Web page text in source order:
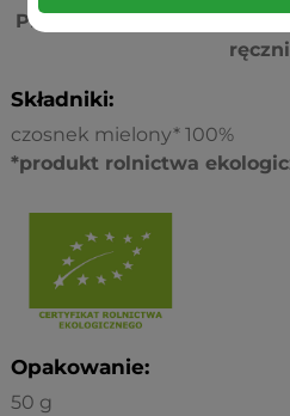
Produkty te są pakowane
Składniki:
czosnek mielony* 100%
*produkt rolnictwa
Opakowanie:
50 g